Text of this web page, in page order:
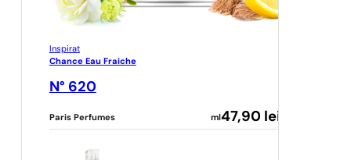
Inspirat
Chance Eau Fraiche
N° 620
Paris Perfumes ml47,90 lei